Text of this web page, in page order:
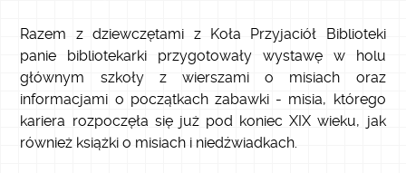
Razem z dziewczętami z Koła Przyjaciół Biblioteki
panie bibliotekarki przygotowały wystawę w holu
głównym szkoły z wierszami o misiach oraz
informacjami o początkach zabawki - misia, którego
kariera rozpoczęła się już pod koniec XIX wieku, jak
również książki o misiach i niedźwiadkach.